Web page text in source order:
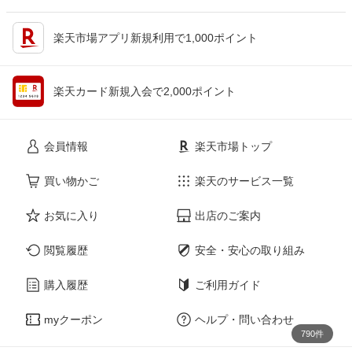
楽天市場アプリ新規利用で1,000ポイント
楽天カード新規入会で2,000ポイント
会員情報
買い物かご
お気に入り
閲覧履歴
購入履歴
myクーポン
楽天市場トップ
楽天のサービス一覧
出店のご案内
安全・安心の取り組み
ご利用ガイド
ヘルプ・問い合わせ
790件